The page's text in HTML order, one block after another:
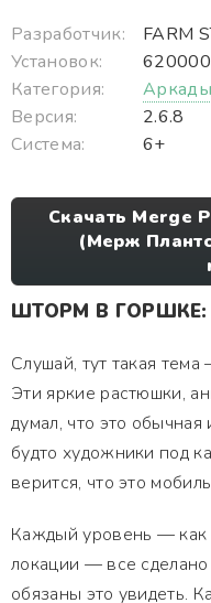
Разработчик:
FARM
Установок:
620000
Категория:
Аркады
Версия:
2.6.8
Система:
6+
Скачать Merge
(Мерж
ШТОРМ В
Слушай, тут такая
Эти яркие растюшки,
думал, что это обычная
будто художники под
верится, что это
Каждый уровень — как
локации — все
обязаны это увидеть.